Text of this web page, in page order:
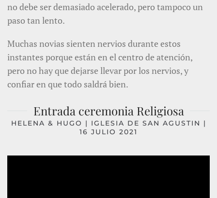
no debe ser demasiado acelerado, pero tampoco un
paso tan lento.
Muchas novias sienten nervios durante estos
instantes porque están en el centro de atención,
pero no hay que dejarse llevar por los nervios, y
confiar en que todo saldrá bien.
Entrada ceremonia Religiosa
HELENA & HUGO | IGLESIA DE SAN AGUSTIN |
16 JULIO 2021